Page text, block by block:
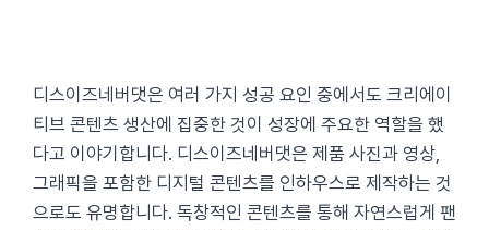
디스이즈네버댓은 여러 가지 성공 요인 중에서도 크리에이
티브 콘텐츠 생산에 집중한 것이 성장에 주요한 역할을 했
다고 이야기합니다. 디스이즈네버댓은 제품 사진과 영상,
그래픽을 포함한 디지털 콘텐츠를 인하우스로 제작하는 것
으로도 유명합니다. 독창적인 콘텐츠를 통해 자연스럽게 팬